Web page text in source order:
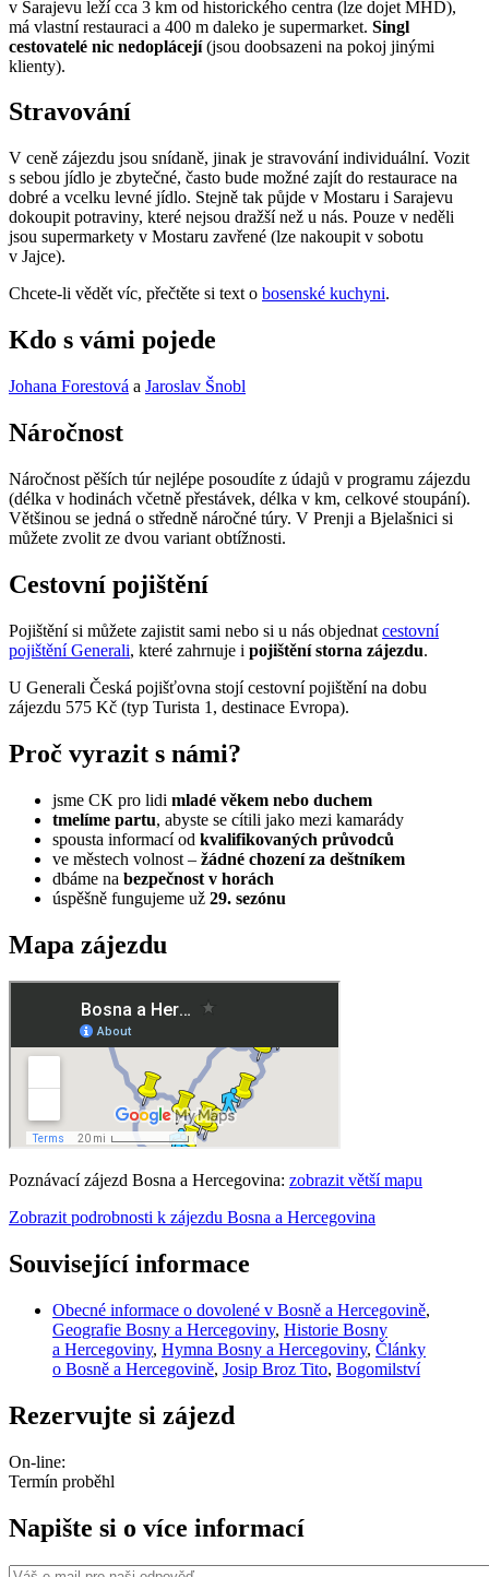
v Sarajevu leží cca 3 km od historického centra (lze dojet MHD),
má vlastní restauraci a 400 m daleko je supermarket. Singl
cestovatelé nic nedoplácejí(jsou doobsazeni na pokoj jinými
klienty).
Stravování
V ceně zájezdu jsou snídaně, jinak je stravování individuální. Vozit
s sebou jídlo je zbytečné, často bude možné zajít do restaurace na
dobré a vcelku levné jídlo. Stejně tak půjde v Mostaru i Sarajevu
dokoupit potraviny, které nejsou dražší než u nás. Pouze v neděli
jsou supermarkety v Mostaru zavřené (lze nakoupit v sobotu
v Jajce).
Chcete-li vědět víc, přečtěte si text o bosenské kuchyni.
Kdo s vámi pojede
Johana Forestová a Jaroslav Šnobl
Náročnost
Náročnost pěších túr nejlépe posoudíte z údajů v programu zájezdu
(délka v hodinách včetně přestávek, délka v km, celkové stoupání).
Většinou se jedná o středně náročné túry. V Prenji a Bjelašnici si
můžete zvolit ze dvou variant obtížnosti.
Cestovní pojištění
Pojištění si můžete zajistit sami nebo si u nás objednat cestovní
pojištění Generali, které zahrnuje i pojištění storna zájezdu.
U Generali Česká pojišťovna stojí cestovní pojištění na dobu
zájezdu 575 Kč (typ Turista 1, destinace Evropa).
Proč vyrazit s námi?
jsme CK pro lidi mladé věkem nebo duchem
tmelíme partu, abyste se cítili jako mezi kamarády
spousta informací od kvalifikovaných průvodců
ve městech volnost – žádné chození za deštníkem
dbáme na bezpečnost v horách
úspěšně fungujeme už 29. sezónu
Mapa zájezdu
Poznávací zájezd Bosna a Hercegovina: zobrazit větší mapu
Zobrazit podrobnosti k zájezdu Bosna a Hercegovina
Související informace
Obecné informace o dovolené v Bosně a Hercegovině,
Geografie Bosny a Hercegoviny, Historie Bosny
a Hercegoviny, Hymna Bosny a Hercegoviny, Články
o Bosně a Hercegovině, Josip Broz Tito, Bogomilství
Rezervujte si zájezd
On-line:
Termín proběhl
Napište si o více informací